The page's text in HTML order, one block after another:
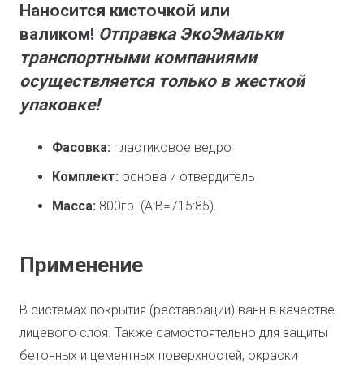
Наносится кисточкой или
валиком! Отправка ЭкоЭмальки
транспортными компаниями
осуществляется только в жесткой
упаковке!
Фасовка: пластиковое ведро
Комплект: основа и отвердитель
Масса: 800гр. (А:В=715:85).
Применение
В системах покрытия (реставрации) ванн в качестве
лицевого слоя. Также самостоятельно для защиты
бетонных и цементных поверхностей, окраски